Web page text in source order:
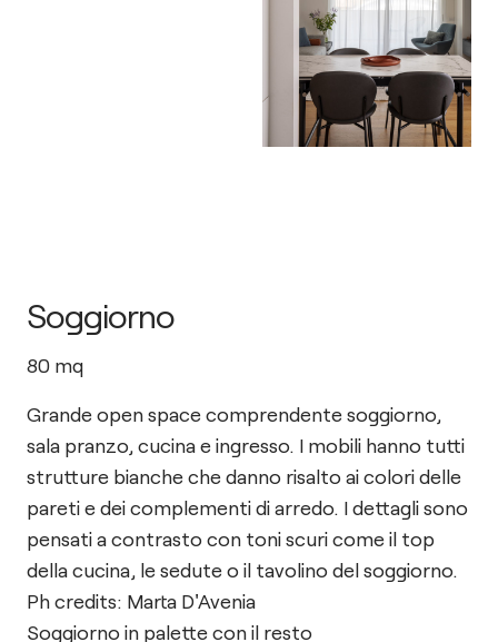
Soggiorno
80 mq
Grande open space comprendente soggiorno,
sala pranzo, cucina e ingresso. I mobili hanno tutti
strutture bianche che danno risalto ai colori delle
pareti e dei complementi di arredo. I dettagli sono
pensati a contrasto con toni scuri come il top
della cucina, le sedute o il tavolino del soggiorno.
Ph credits: Marta D'Avenia
Soggiorno in palette con il resto